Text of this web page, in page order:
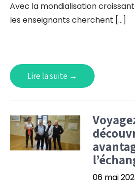
Avec la mondialisation
les enseignants cherchent […]
Lire la suite →
06 mai